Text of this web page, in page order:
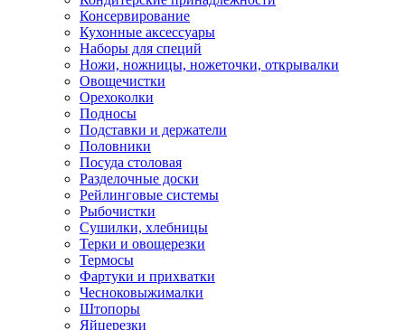
Консервирование
Кухонные аксессуары
Наборы для специй
Ножи, ножницы, ножеточки, открывалки
Овощечистки
Орехоколки
Подносы
Подставки и держатели
Половники
Посуда столовая
Разделочные доски
Рейлинговые системы
Рыбочистки
Сушилки, хлебницы
Терки и овощерезки
Термосы
Фартуки и прихватки
Чесноковыжималки
Штопоры
Яйцерезки